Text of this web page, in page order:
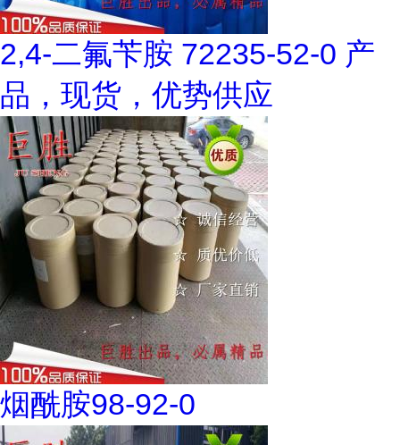
2,4-二氟苄胺 72235-52-0 产
品，现货，优势供应
烟酰胺98-92-0